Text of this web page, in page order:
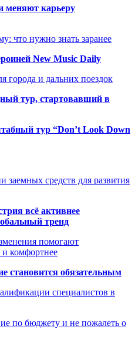
меняют карьеру
что нужно знать заранее
New Music Daily
города и дальних поездок
тур, стартовавший в
тур “Don’t Look Down
заемных средств для развития
всё активнее
тренд
помогают
и комфортнее
становится обязательным
специалистов в
по бюджету и не пожалеть о